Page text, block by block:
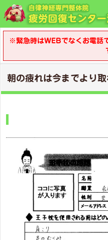
※緊急時はWEBでなくお電話
朝の疲れは今までより取